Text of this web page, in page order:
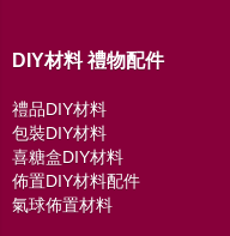
DIY材料 禮物配件
禮品DIY材料
包裝DIY材料
喜糖盒DIY材料
佈置DIY材料配件
氣球佈置材料